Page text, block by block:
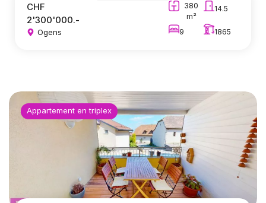
CHF
2'300'000.-
Ogens
380
m²
14.5
9 1865
Appartement en triplex